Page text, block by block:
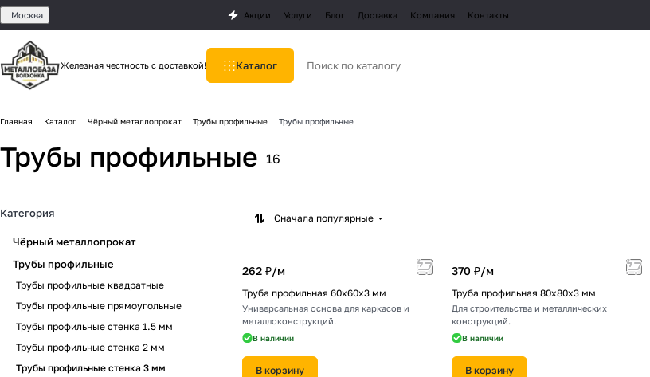
Москва Акции Услуги Блог Доставка Компания Контакты
Железная честность с доставкой! Каталог
Главная Каталог Чёрный металлопрокат Трубы профильные Трубы профильные
Трубы профильные 16
Сначала популярные
262 ₽/м
Труба профильная 60х60х3 мм
Универсальная основа для каркасов и
металлоконструкций.
В наличии
В корзину
370 ₽/м
Труба профильная 80х80х3 мм
Для строительства и металлических
конструкций.
В наличии
В корзину
Категория
Чёрный металлопрокат
Трубы профильные
Трубы профильные квадратные
Трубы профильные прямоугольные
Трубы профильные стенка 1.5 мм
Трубы профильные стенка 2 мм
Трубы профильные стенка 3 мм